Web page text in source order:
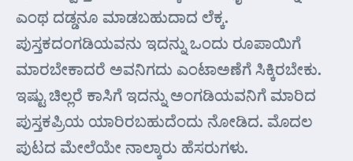
ಎಂಥ ದಡ್ಡನೂ ಮಾಡಬಹುದಾದ ಲೆಕ್ಕ.
ಪುಸ್ತಕದಂಗಡಿಯವನು ಇದನ್ನು ಒಂದು ರೂಪಾಯಿಗೆ
ಮಾರಬೇಕಾದರೆ ಅವನಿಗದು ಎಂಟಾ‌ಅಣೆಗೆ ಸಿಕ್ಕಿರಬೇಕು.
ಇಷ್ಟು ಚಿಲ್ಲರೆ ಕಾಸಿಗೆ ಇದನ್ನು ಅಂಗಡಿಯವನಿಗೆ ಮಾರಿದ
ಪುಸ್ತಕಪ್ರಿಯ ಯಾರಿರಬಹುದೆಂದು ನೋಡಿದ. ಮೊದಲ
ಪುಟದ ಮೇಲೆಯೇ ನಾಲ್ಕಾರು ಹೆಸರುಗಳು.